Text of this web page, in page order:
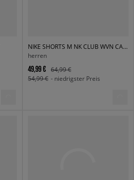
NIKE SHORTS M NK CLUB WVN CARGO SHORT
herren
49,99 €
64,99 €
54,99 € - niedrigster Preis